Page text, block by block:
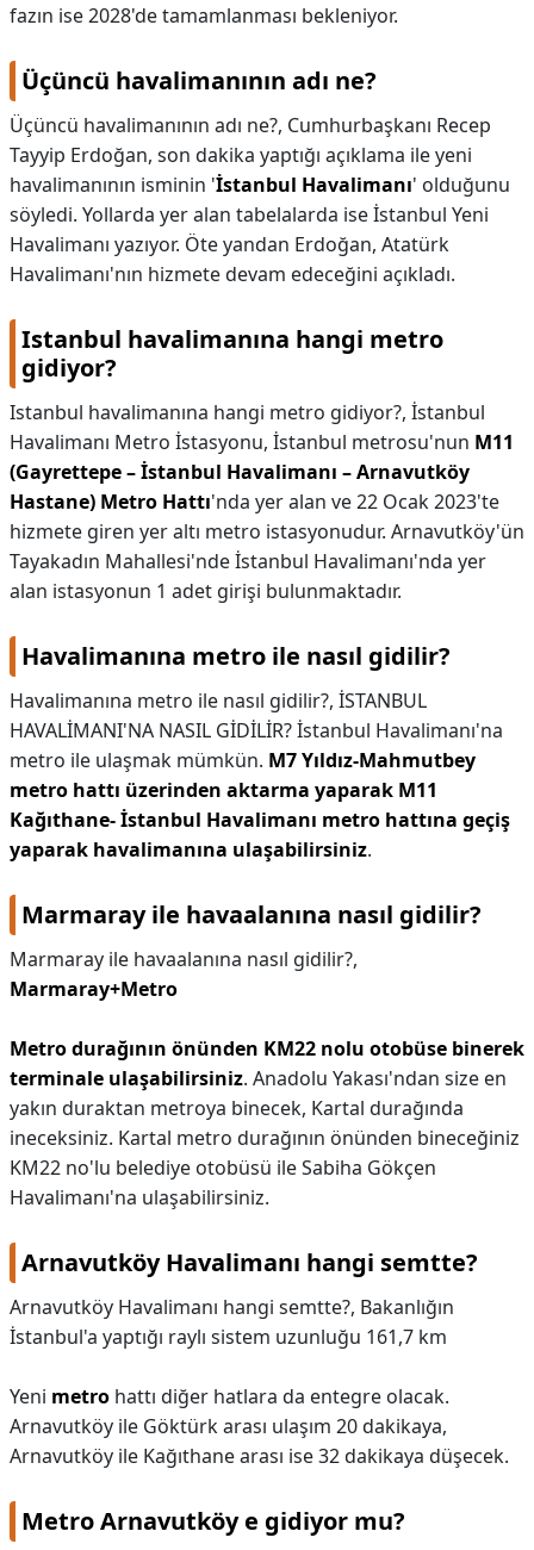
fazın ise 2028'de tamamlanması bekleniyor.
Üçüncü havalimanının adı ne?
Üçüncü havalimanının adı ne?, Cumhurbaşkanı Recep
Tayyip Erdoğan, son dakika yaptığı açıklama ile yeni
havalimanının isminin 'İstanbul Havalimanı' olduğunu
söyledi. Yollarda yer alan tabelalarda ise İstanbul Yeni
Havalimanı yazıyor. Öte yandan Erdoğan, Atatürk
Havalimanı'nın hizmete devam edeceğini açıkladı.
Istanbul havalimanına hangi metro
gidiyor?
Istanbul havalimanına hangi metro gidiyor?, İstanbul
Havalimanı Metro İstasyonu, İstanbul metrosu'nun M11
(Gayrettepe – İstanbul Havalimanı – Arnavutköy
Hastane) Metro Hattı'nda yer alan ve 22 Ocak 2023'te
hizmete giren yer altı metro istasyonudur. Arnavutköy'ün
Tayakadın Mahallesi'nde İstanbul Havalimanı'nda yer
alan istasyonun 1 adet girişi bulunmaktadır.
Havalimanına metro ile nasıl gidilir?
Havalimanına metro ile nasıl gidilir?, İSTANBUL
HAVALİMANI'NA NASIL GİDİLİR? İstanbul Havalimanı'na
metro ile ulaşmak mümkün. M7 Yıldız-Mahmutbey
metro hattı üzerinden aktarma yaparak M11
Kağıthane- İstanbul Havalimanı metro hattına geçiş
yaparak havalimanına ulaşabilirsiniz.
Marmaray ile havaalanına nasıl gidilir?
Marmaray ile havaalanına nasıl gidilir?,
Marmaray+Metro
Metro durağının önünden KM22 nolu otobüse binerek
terminale ulaşabilirsiniz. Anadolu Yakası'ndan size en
yakın duraktan metroya binecek, Kartal durağında
ineceksiniz. Kartal metro durağının önünden bineceğiniz
KM22 no'lu belediye otobüsü ile Sabiha Gökçen
Havalimanı'na ulaşabilirsiniz.
Arnavutköy Havalimanı hangi semtte?
Arnavutköy Havalimanı hangi semtte?, Bakanlığın
İstanbul'a yaptığı raylı sistem uzunluğu 161,7 km
Yeni metro hattı diğer hatlara da entegre olacak.
Arnavutköy ile Göktürk arası ulaşım 20 dakikaya,
Arnavutköy ile Kağıthane arası ise 32 dakikaya düşecek.
Metro Arnavutköy e gidiyor mu?